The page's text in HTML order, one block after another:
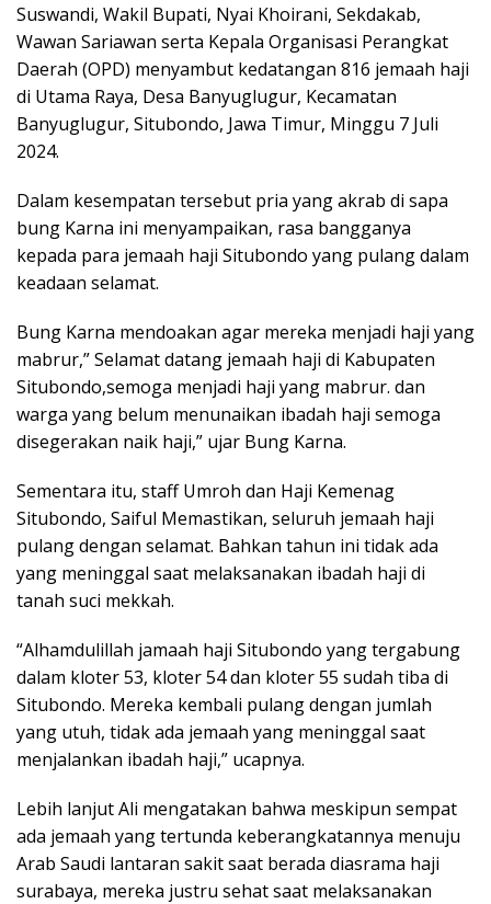
Suswandi, Wakil Bupati, Nyai Khoirani, Sekdakab,
Wawan Sariawan serta Kepala Organisasi Perangkat
Daerah (OPD) menyambut kedatangan 816 jemaah haji
di Utama Raya, Desa Banyuglugur, Kecamatan
Banyuglugur, Situbondo, Jawa Timur, Minggu 7 Juli
2024.
Dalam kesempatan tersebut pria yang akrab di sapa
bung Karna ini menyampaikan, rasa bangganya
kepada para jemaah haji Situbondo yang pulang dalam
keadaan selamat.
Bung Karna mendoakan agar mereka menjadi haji yang
mabrur,” Selamat datang jemaah haji di Kabupaten
Situbondo,semoga menjadi haji yang mabrur. dan
warga yang belum menunaikan ibadah haji semoga
disegerakan naik haji,” ujar Bung Karna.
Sementara itu, staff Umroh dan Haji Kemenag
Situbondo, Saiful Memastikan, seluruh jemaah haji
pulang dengan selamat. Bahkan tahun ini tidak ada
yang meninggal saat melaksanakan ibadah haji di
tanah suci mekkah.
“Alhamdulillah jamaah haji Situbondo yang tergabung
dalam kloter 53, kloter 54 dan kloter 55 sudah tiba di
Situbondo. Mereka kembali pulang dengan jumlah
yang utuh, tidak ada jemaah yang meninggal saat
menjalankan ibadah haji,” ucapnya.
Lebih lanjut Ali mengatakan bahwa meskipun sempat
ada jemaah yang tertunda keberangkatannya menuju
Arab Saudi lantaran sakit saat berada diasrama haji
surabaya, mereka justru sehat saat melaksanakan